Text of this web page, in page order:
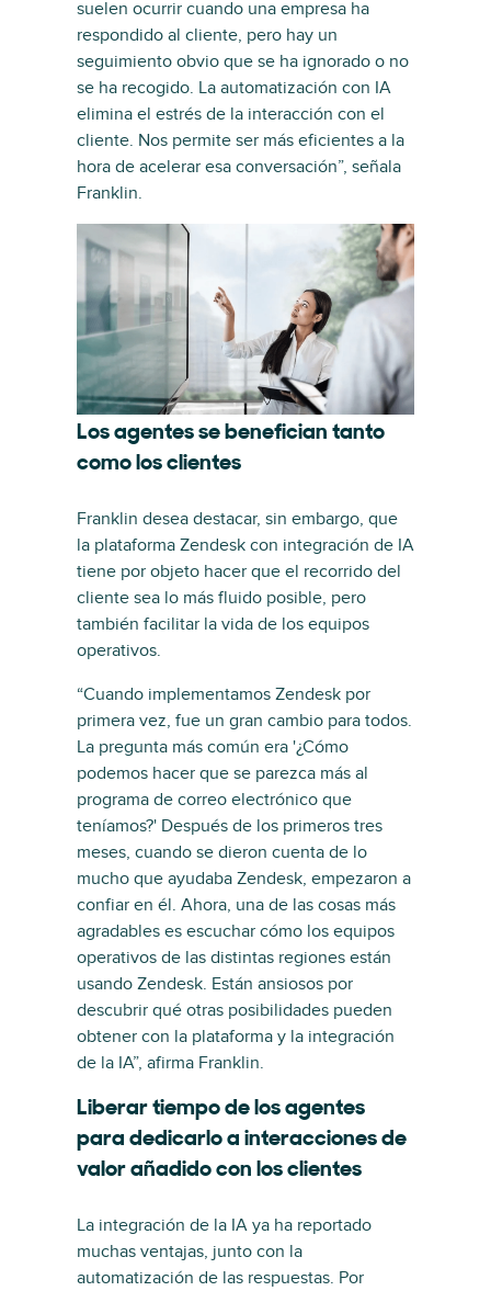
suelen ocurrir cuando una empresa ha
respondido al cliente, pero hay un
seguimiento obvio que se ha ignorado o no
se ha recogido. La automatización con IA
elimina el estrés de la interacción con el
cliente. Nos permite ser más eficientes a la
hora de acelerar esa conversación”, señala
Franklin.
Los agentes se benefician tanto
como los clientes
Franklin desea destacar, sin embargo, que
la plataforma Zendesk con integración de IA
tiene por objeto hacer que el recorrido del
cliente sea lo más fluido posible, pero
también facilitar la vida de los equipos
operativos.
“Cuando implementamos Zendesk por
primera vez, fue un gran cambio para todos.
La pregunta más común era '¿Cómo
podemos hacer que se parezca más al
programa de correo electrónico que
teníamos?' Después de los primeros tres
meses, cuando se dieron cuenta de lo
mucho que ayudaba Zendesk, empezaron a
confiar en él. Ahora, una de las cosas más
agradables es escuchar cómo los equipos
operativos de las distintas regiones están
usando Zendesk. Están ansiosos por
descubrir qué otras posibilidades pueden
obtener con la plataforma y la integración
de la IA”, afirma Franklin.
Liberar tiempo de los agentes
para dedicarlo a interacciones de
valor añadido con los clientes
La integración de la IA ya ha reportado
muchas ventajas, junto con la
automatización de las respuestas. Por